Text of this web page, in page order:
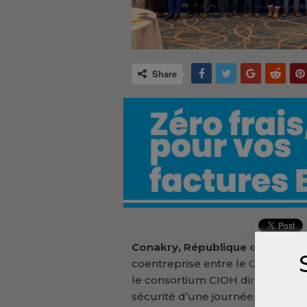
Share
Conakry, République de
coentreprise entre le
le consortium CIOH dirigé par
sécurité d’une journée, axé sur